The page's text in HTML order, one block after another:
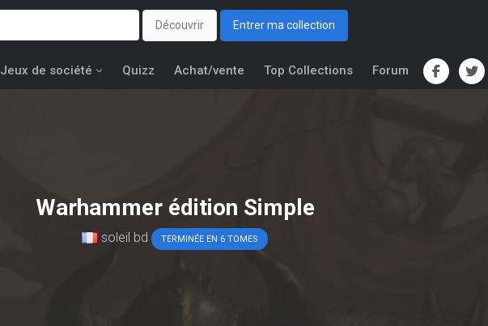
Découvrir Entrer ma collection
Jeux de société Quizz Achat/vente Top Collections Forum
Warhammer édition Simple
soleil bd TERMINÉE EN 6 TOMES